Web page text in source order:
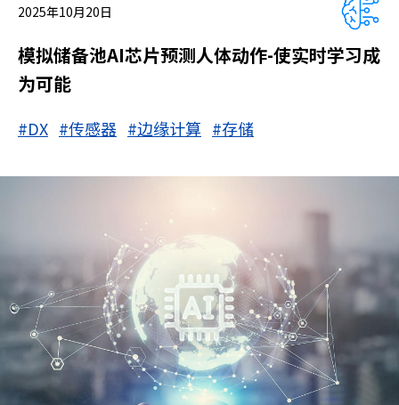
2025年10月20日
模拟储备池AI芯片预测人体动作-使实时学习成
为可能
#DX #传感器 #边缘计算 #存储